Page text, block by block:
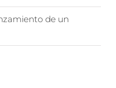
de un